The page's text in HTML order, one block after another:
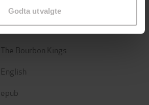
Godta utvalgte
26.07.2016
Skjønnlitteratur,Romantikk og drama
The Bourbon Kings
English
epub